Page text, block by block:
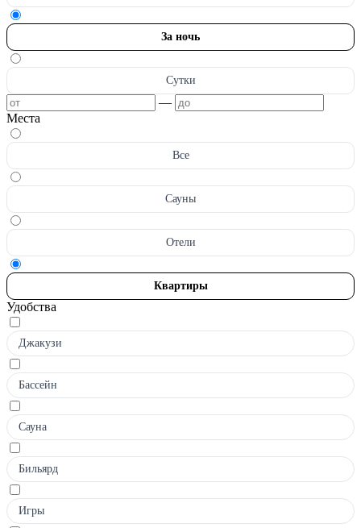
За ночь
Сутки
—
Места
Все
Сауны
Отели
Квартиры
Удобства
Джакузи
Бассейн
Сауна
Бильярд
Игры